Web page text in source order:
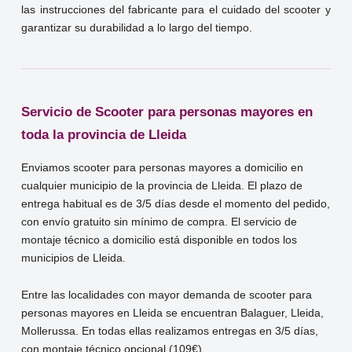
las instrucciones del fabricante para el cuidado del scooter y
garantizar su durabilidad a lo largo del tiempo.
Servicio de Scooter para personas mayores en
toda la provincia de Lleida
Enviamos scooter para personas mayores a domicilio en
cualquier municipio de la provincia de Lleida. El plazo de
entrega habitual es de 3/5 días desde el momento del pedido,
con envío gratuito sin mínimo de compra. El servicio de
montaje técnico a domicilio está disponible en todos los
municipios de Lleida.
Entre las localidades con mayor demanda de scooter para
personas mayores en Lleida se encuentran Balaguer, Lleida,
Mollerussa. En todas ellas realizamos entregas en 3/5 días,
con montaje técnico opcional (109€).